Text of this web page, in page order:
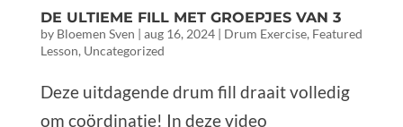
DE ULTIEME FILL MET GROEPJES VAN 3
by Bloemen Sven | aug 16, 2024| Drum Exercise, Featured
Lesson, Uncategorized
Deze uitdagende drum fill draait volledig
om coördinatie! In deze video